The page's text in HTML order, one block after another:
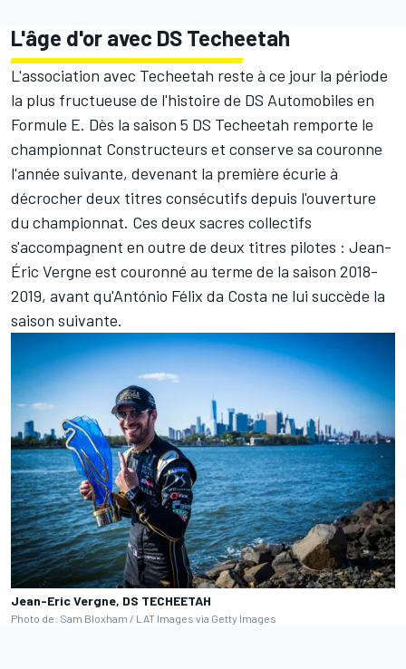
L'âge d'or avec DS Techeetah
L'association avec Techeetah reste à ce jour la période
la plus fructueuse de l'histoire de DS Automobiles en
Formule E. Dès la saison 5 DS Techeetah remporte le
championnat Constructeurs et conserve sa couronne
l'année suivante, devenant la première écurie à
décrocher deux titres consécutifs depuis l'ouverture
du championnat. Ces deux sacres collectifs
s'accompagnent en outre de deux titres pilotes : Jean-
Éric Vergne est couronné au terme de la saison 2018-
2019, avant qu'António Félix da Costa ne lui succède la
saison suivante.
Jean-Eric Vergne, DS TECHEETAH
Photo de: Sam Bloxham / LAT Images via Getty Images